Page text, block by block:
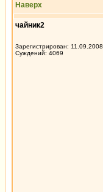
Наверх
чайник2
Зарегистрирован: 11.09.2008
Суждений: 4069